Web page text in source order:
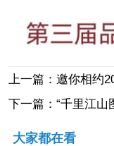
上一篇：邀你相约
下一篇：“千里江山
大家都在看